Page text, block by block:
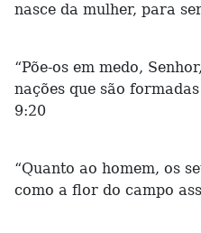
nasce da mulher, para
“Põe-os em medo,
nações que são
9:20
“Quanto ao homem, os
como a flor do campo